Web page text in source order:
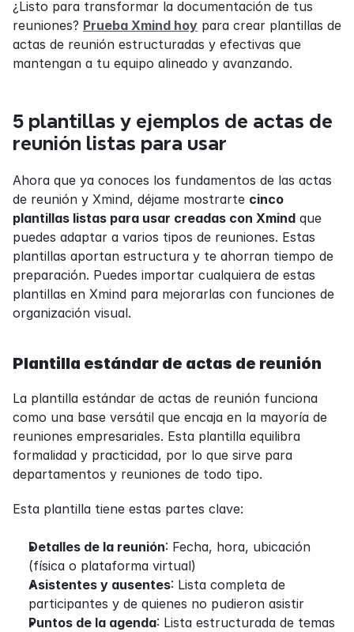
¿Listo para transformar la documentación de tus
reuniones? Prueba Xmind hoy para crear plantillas de
actas de reunión estructuradas y efectivas que
mantengan a tu equipo alineado y avanzando.
5 plantillas y ejemplos de actas de
reunión listas para usar
Ahora que ya conoces los fundamentos de las actas
de reunión y Xmind, déjame mostrarte cinco
plantillas listas para usar creadas con Xmind que
puedes adaptar a varios tipos de reuniones. Estas
plantillas aportan estructura y te ahorran tiempo de
preparación. Puedes importar cualquiera de estas
plantillas en Xmind para mejorarlas con funciones de
organización visual.
Plantilla estándar de actas de reunión
La plantilla estándar de actas de reunión funciona
como una base versátil que encaja en la mayoría de
reuniones empresariales. Esta plantilla equilibra
formalidad y practicidad, por lo que sirve para
departamentos y reuniones de todo tipo.
Esta plantilla tiene estas partes clave:
Detalles de la reunión: Fecha, hora, ubicación
(física o plataforma virtual)
Asistentes y ausentes: Lista completa de
participantes y de quienes no pudieron asistir
Puntos de la agenda: Lista estructurada de temas